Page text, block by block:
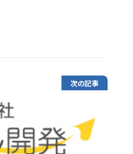
次の記事